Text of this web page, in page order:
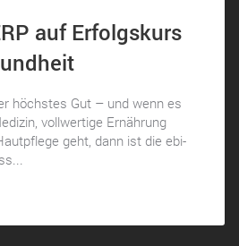
auf Erfolgskurs
höchstes Gut – und wenn es
vollwertige Ernährung
geht, dann ist die ebi-